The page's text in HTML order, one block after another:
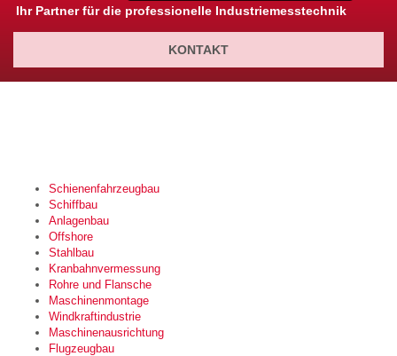
Ihr Partner für die professionelle Industriemesstechnik
KONTAKT
Schienenfahrzeugbau
Schiffbau
Anlagenbau
Offshore
Stahlbau
Kranbahnvermessung
Rohre und Flansche
Maschinenmontage
Windkraftindustrie
Maschinenausrichtung
Flugzeugbau